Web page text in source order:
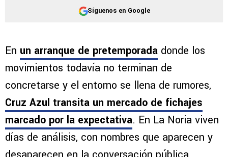
Síguenos en Google
En un arranque de pretemporada donde los
movimientos todavía no terminan de
concretarse y el entorno se llena de rumores,
Cruz Azul transita un mercado de fichajes
marcado por la expectativa. En La Noria viven
días de análisis, con nombres que aparecen y